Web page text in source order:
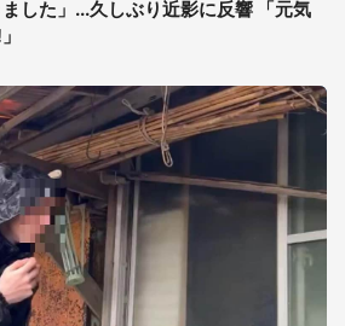
した」...久しぶり近影に反響 「元気